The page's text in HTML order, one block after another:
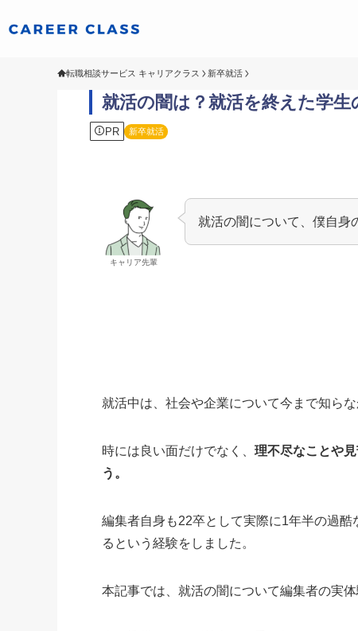
転職相談サービス キャリアクラス 新卒就活
就活の闇は？就活を終えた学生
PR 新卒就活
キャリア先輩
就活の闇について、僕自身
就活中は、社会や企業について今まで知ら
時には良い面だけでなく、理不尽なことや
う。
編集者自身も22卒として実際に1年半の過
るという経験をしました。
本記事では、就活の闇について編集者の実